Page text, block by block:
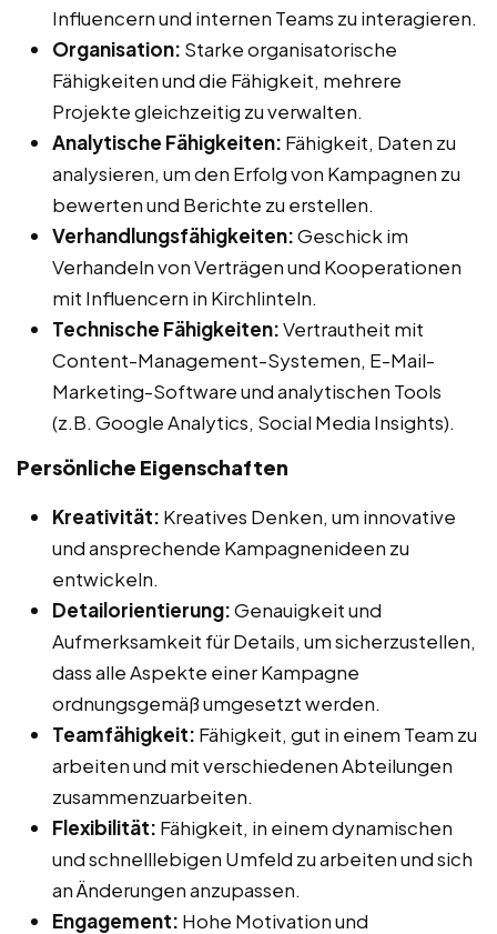
Influencern und internen Teams zu interagieren.
Organisation: Starke organisatorische
Fähigkeiten und die Fähigkeit, mehrere
Projekte gleichzeitig zu verwalten.
Analytische Fähigkeiten: Fähigkeit, Daten zu
analysieren, um den Erfolg von Kampagnen zu
bewerten und Berichte zu erstellen.
Verhandlungsfähigkeiten:Geschick im
Verhandeln von Verträgen und Kooperationen
mit Influencern in Kirchlinteln.
Technische Fähigkeiten:Vertrautheit mit
Content-Management-Systemen, E-Mail-
Marketing-Software und analytischen Tools
(z.B. Google Analytics, Social Media Insights).
Persönliche Eigenschaften
Kreativität: Kreatives Denken, um innovative
und ansprechende Kampagnenideen zu
entwickeln.
Detailorientierung:Genauigkeit und
Aufmerksamkeit für Details, um sicherzustellen,
dass alle Aspekte einer Kampagne
ordnungsgemäß umgesetzt werden.
Teamfähigkeit: Fähigkeit, gut in einem Team zu
arbeiten und mit verschiedenen Abteilungen
zusammenzuarbeiten.
Flexibilität: Fähigkeit, in einem dynamischen
und schnelllebigen Umfeld zu arbeiten und sich
an Änderungen anzupassen.
Engagement: Hohe Motivation und